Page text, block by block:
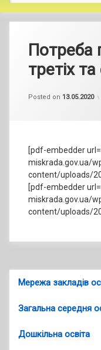
Потреба
третіх
Posted on 13.05.2020
[pdf-embedder
miskrada.gov.ua/
content/uploads/
[pdf-embedder
miskrada.gov.ua/
content/uploads/
Мережа закладів
Загальна середня
Дошкільна освіта